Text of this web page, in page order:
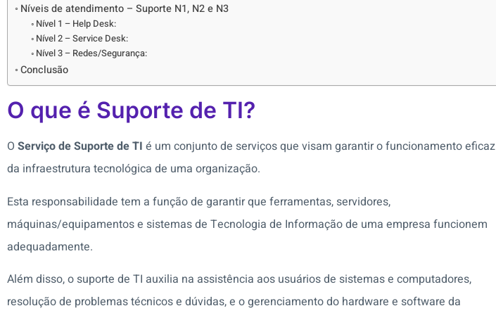
Níveis de atendimento – Suporte N1, N2 e N3
Nível 1 – Help Desk:
Nível 2 – Service Desk:
Nível 3 – Redes/Segurança:
Conclusão
O que é Suporte de TI?
O Serviço de Suporte de TI é um conjunto de serviços que visam garantir o funcionamento eficaz
da infraestrutura tecnológica de uma organização.
Esta responsabilidade tem a função de garantir que ferramentas, servidores,
máquinas/equipamentos e sistemas de Tecnologia de Informação de uma empresa funcionem
adequadamente.
Além disso, o suporte de TI auxilia na assistência aos usuários de sistemas e computadores,
resolução de problemas técnicos e dúvidas, e o gerenciamento do hardware e software da